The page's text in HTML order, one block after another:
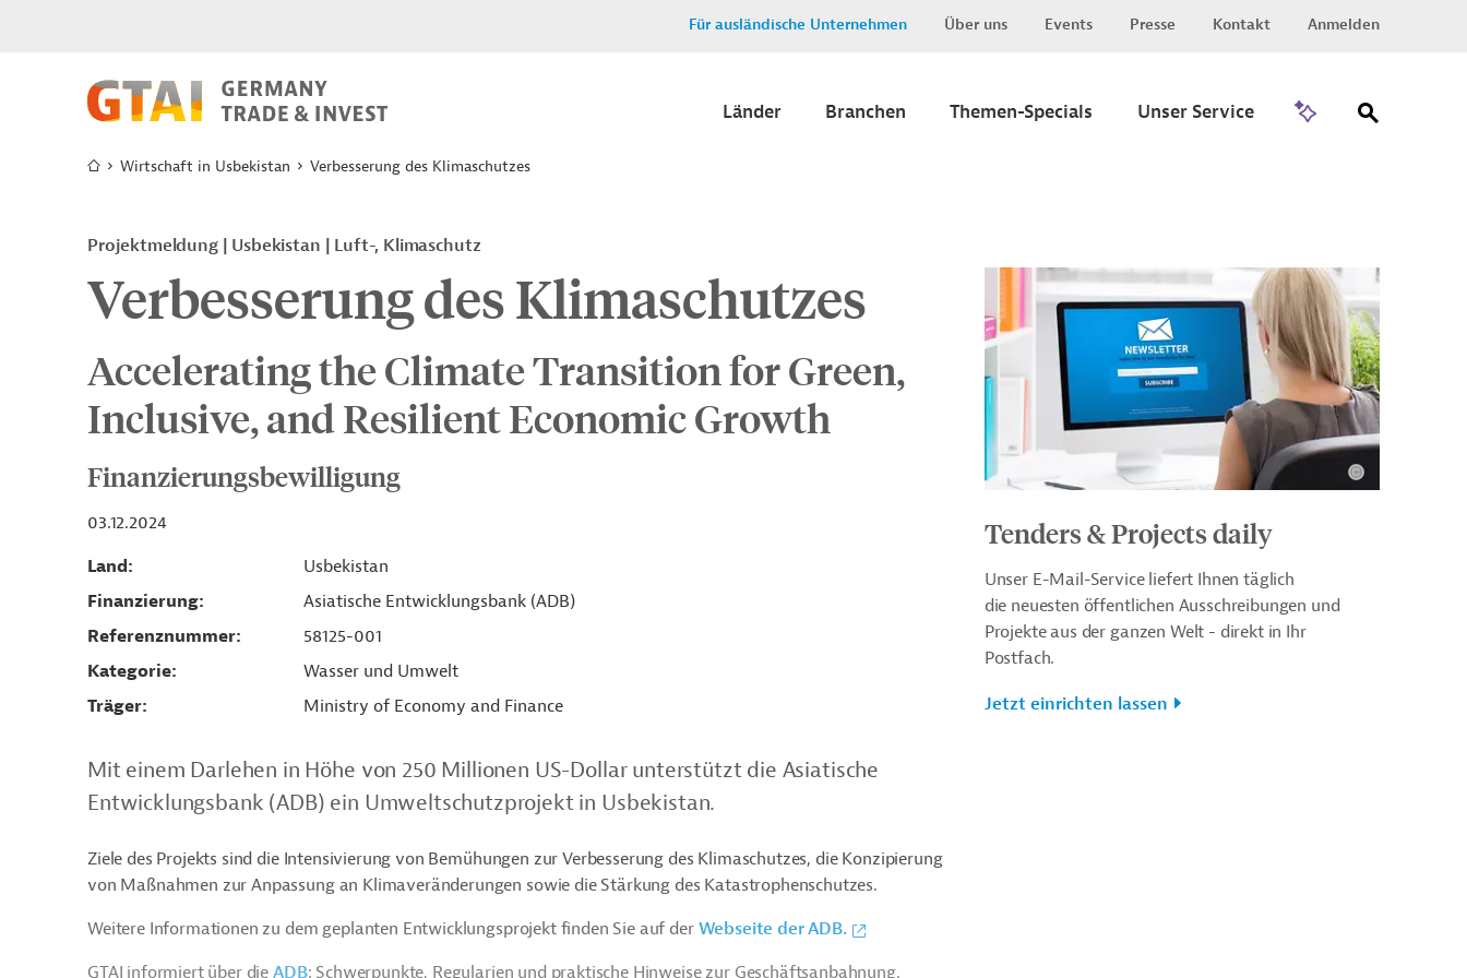
Für ausländische Unternehmen Über uns Events Presse Kontakt Anmelden
Länder Branchen Themen-Specials Unser Service
Wirtschaft in Usbekistan Verbesserung des Klimaschutzes
Projektmeldung Usbekistan Luft-, Klimaschutz
Verbesserung des Klimaschutzes
Accelerating the Climate Transition for Green,
Inclusive, and Resilient Economic Growth
Finanzierungsbewilligung
03.12.2024
Land
Usbekistan
Finanzierung
Asiatische Entwicklungsbank (ADB)
Referenznummer
58125-001
Kategorie
Wasser und Umwelt
Träger
Ministry of Economy and Finance
Mit einem Darlehen in Höhe von 250 Millionen US-Dollar unterstützt die Asiatische
Entwicklungsbank (ADB) ein Umweltschutzprojekt in Usbekistan.
Ziele des Projekts sind die Intensivierung von Bemühungen zur Verbesserung des Klimaschutzes, die Konzipierung
von Maßnahmen zur Anpassung an Klimaveränderungen sowie die Stärkung des Katastrophenschutzes.
Weitere Informationen zu dem geplanten Entwicklungsprojekt finden Sie auf der Webseite der ADB.
GTAI informiert über die ADB: Schwerpunkte, Regularien und praktische Hinweise zur Geschäftsanbahnung.
Tenders & Projects daily
Unser E-Mail-Service liefert Ihnen täglich
die neuesten öffentlichen Ausschreibungen und
Projekte aus der ganzen Welt - direkt in Ihr
Postfach.
Jetzt einrichten lassen